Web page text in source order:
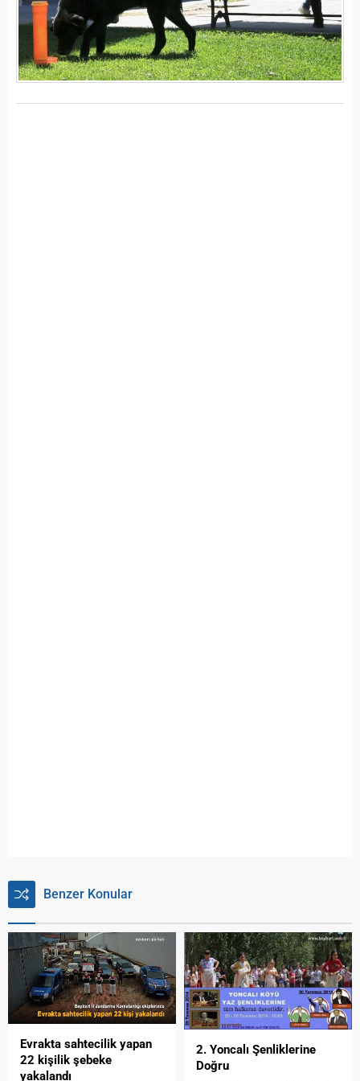
Benzer Konular
Evrakta sahtecilik yapan
22 kişilik şebeke
yakalandı
2. Yoncalı Şenliklerine
Doğru